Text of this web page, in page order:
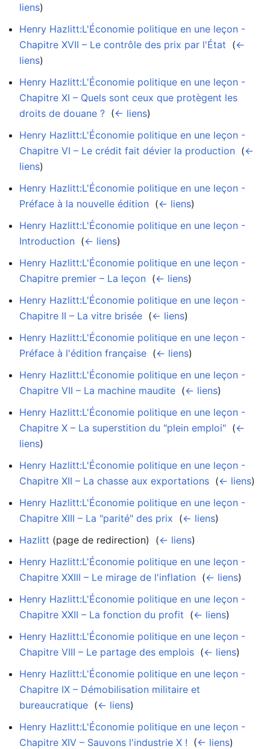
liens)
Henry Hazlitt:L'Économie politique en une leçon -
Chapitre XVII – Le contrôle des prix par l'État (←
liens)
Henry Hazlitt:L'Économie politique en une leçon -
Chapitre XI – Quels sont ceux que protègent les
droits de douane ? (← liens)
Henry Hazlitt:L'Économie politique en une leçon -
Chapitre VI – Le crédit fait dévier la production (←
liens)
Henry Hazlitt:L'Économie politique en une leçon -
Préface à la nouvelle édition (← liens)
Henry Hazlitt:L'Économie politique en une leçon -
Introduction (← liens)
Henry Hazlitt:L'Économie politique en une leçon -
Chapitre premier – La leçon (← liens)
Henry Hazlitt:L'Économie politique en une leçon -
Chapitre II – La vitre brisée (← liens)
Henry Hazlitt:L'Économie politique en une leçon -
Préface à l'édition française (← liens)
Henry Hazlitt:L'Économie politique en une leçon -
Chapitre VII – La machine maudite (← liens)
Henry Hazlitt:L'Économie politique en une leçon -
Chapitre X – La superstition du "plein emploi" (←
liens)
Henry Hazlitt:L'Économie politique en une leçon -
Chapitre XII – La chasse aux exportations (← liens)
Henry Hazlitt:L'Économie politique en une leçon -
Chapitre XIII – La "parité" des prix (← liens)
Hazlitt (page de redirection) ‎ (← liens)
Henry Hazlitt:L'Économie politique en une leçon -
Chapitre XXIII – Le mirage de l'inflation (← liens)
Henry Hazlitt:L'Économie politique en une leçon -
Chapitre XXII – La fonction du profit (← liens)
Henry Hazlitt:L'Économie politique en une leçon -
Chapitre VIII – Le partage des emplois (← liens)
Henry Hazlitt:L'Économie politique en une leçon -
Chapitre IX – Démobilisation militaire et
bureaucratique (← liens)
Henry Hazlitt:L'Économie politique en une leçon -
Chapitre XIV – Sauvons l'industrie X ! (← liens)